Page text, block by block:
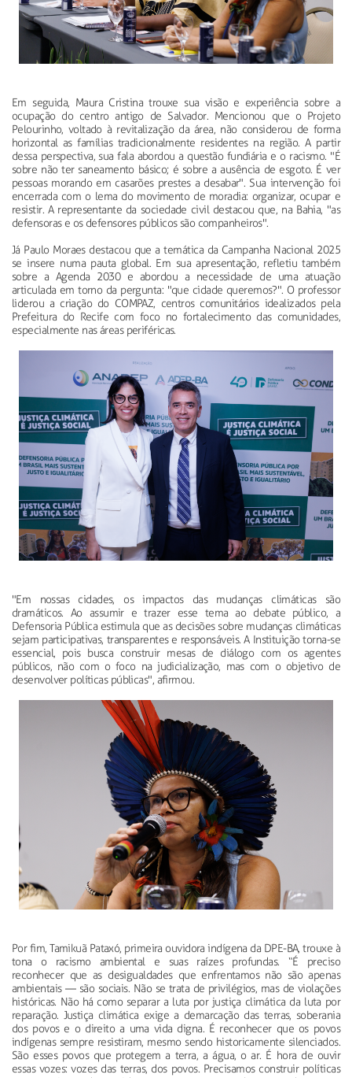
Em seguida, Maura Cristina trouxe sua visão e experiência sobre a
ocupação do centro antigo de Salvador. Mencionou que o Projeto
Pelourinho, voltado à revitalização da área, não considerou de forma
horizontal as famílias tradicionalmente residentes na região. A partir
dessa perspectiva, sua fala abordou a questão fundiária e o racismo. "É
sobre não ter saneamento básico; é sobre a ausência de esgoto. É ver
pessoas morando em casarões prestes a desabar". Sua intervenção foi
encerrada com o lema do movimento de moradia: organizar, ocupar e
resistir. A representante da sociedade civil destacou que, na Bahia, "as
defensoras e os defensores públicos são companheiros".
Já Paulo Moraes destacou que a temática da Campanha Nacional 2025
se insere numa pauta global. Em sua apresentação, refletiu também
sobre a Agenda 2030 e abordou a necessidade de uma atuação
articulada em torno da pergunta: "que cidade queremos?". O professor
liderou a criação do COMPAZ, centros comunitários idealizados pela
Prefeitura do Recife com foco no fortalecimento das comunidades,
especialmente nas áreas periféricas.
"Em nossas cidades, os impactos das mudanças climáticas são
dramáticos. Ao assumir e trazer esse tema ao debate público, a
Defensoria Pública estimula que as decisões sobre mudanças climáticas
sejam participativas, transparentes e responsáveis. A Instituição torna-se
essencial, pois busca construir mesas de diálogo com os agentes
públicos, não com o foco na judicialização, mas com o objetivo de
desenvolver políticas públicas", afirmou.
Por fim, Tamikuã Pataxó, primeira ouvidora indígena da DPE-BA, trouxe à
tona o racismo ambiental e suas raízes profundas. “É preciso
reconhecer que as desigualdades que enfrentamos não são apenas
ambientais — são sociais. Não se trata de privilégios, mas de violações
históricas. Não há como separar a luta por justiça climática da luta por
reparação. Justiça climática exige a demarcação das terras, soberania
dos povos e o direito a uma vida digna. É reconhecer que os povos
indígenas sempre resistiram, mesmo sendo historicamente silenciados.
São esses povos que protegem a terra, a água, o ar. É hora de ouvir
essas vozes: vozes das terras, dos povos. Precisamos construir políticas